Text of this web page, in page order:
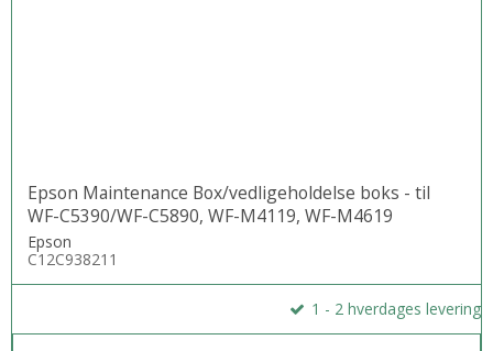
Epson Maintenance Box/vedligeholdelse boks - til
WF-C5390/WF-C5890, WF-M4119, WF-M4619
Epson
C12C938211
1 - 2 hverdages levering